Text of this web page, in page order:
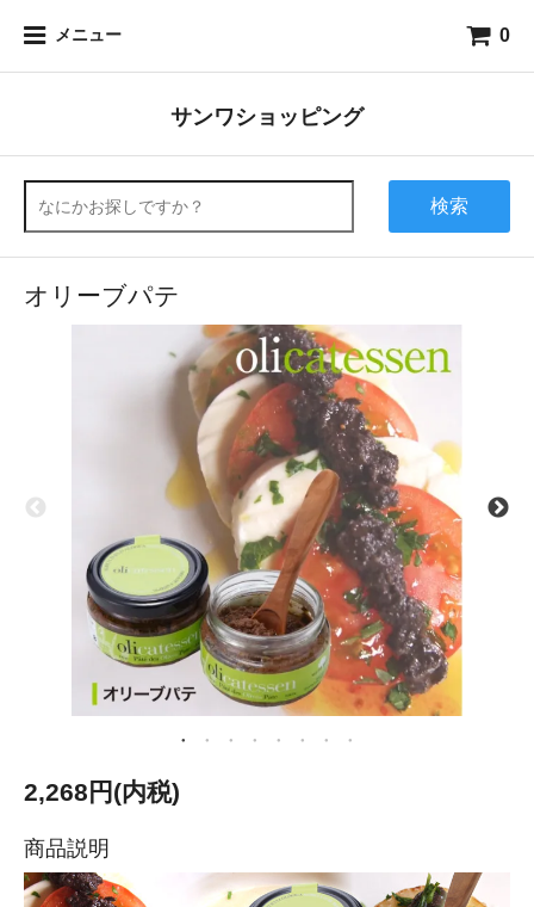
メニュー 0
サンワショッピング
検索
オリーブパテ
2,268円(内税)
商品説明